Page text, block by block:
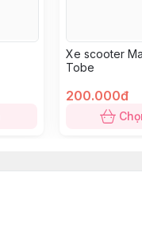
Xe scooter
Tobe
200.000đ